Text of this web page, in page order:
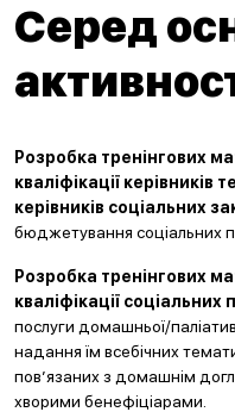
Серед
Розробка тренінгових
кваліфікації
керівників соціальних
бюджетування соціальних
Розробка тренінгових
кваліфікації соціальних
послуги домашньої/
надання їм всебічних
пов’язаних з домашнім
хворими бенефіціарами.